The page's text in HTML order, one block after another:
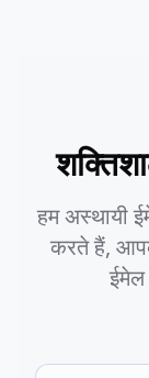
हम अस्थायी
करते हैं,